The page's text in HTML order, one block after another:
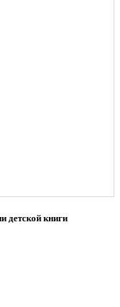
детской книги